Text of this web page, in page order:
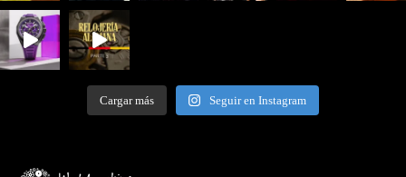
Cargar más Seguir en Instagram